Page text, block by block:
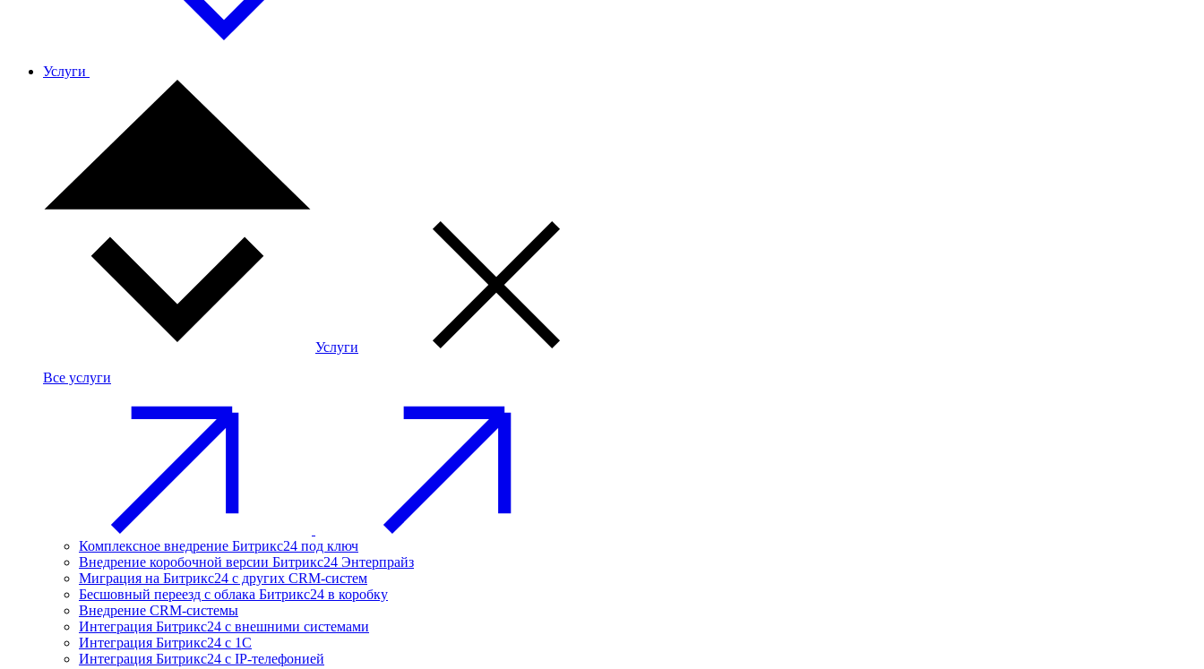
Услуги
Услуги
Все услуги
Комплексное внедрение Битрикс24 под ключ
Внедрение коробочной версии Битрикс24 Энтерпрайз
Миграция на Битрикс24 с других CRM-систем
Бесшовный переезд с облака Битрикс24 в коробку
Внедрение CRM-системы
Интеграция Битрикс24 с внешними системами
Интеграция Битрикс24 с 1С
Интеграция Битрикс24 с IP-телефонией